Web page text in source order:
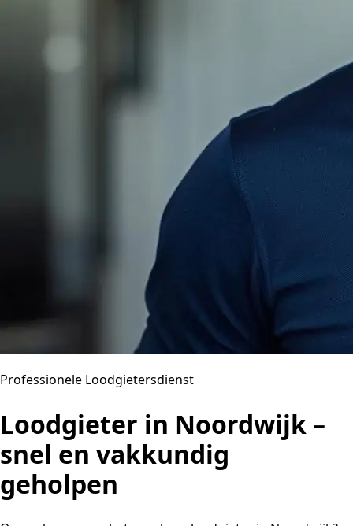
Professionele Loodgietersdienst
Loodgieter in Noordwijk –
snel en vakkundig
geholpen